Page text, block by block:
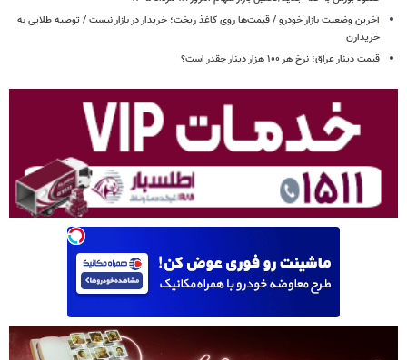
آخرین وضعیت بازار خودرو / قیمت‌ها روی کاغذ ریخت؛ خریدار در بازار نیست / توصیه طلایی به
خریدارن
قیمت دینار عراق؛ نرخ هر ۱۰۰ هزار دینار چقدر است؟